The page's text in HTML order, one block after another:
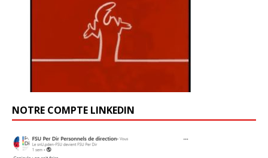
NOTRE COMPTE LINKEDIN